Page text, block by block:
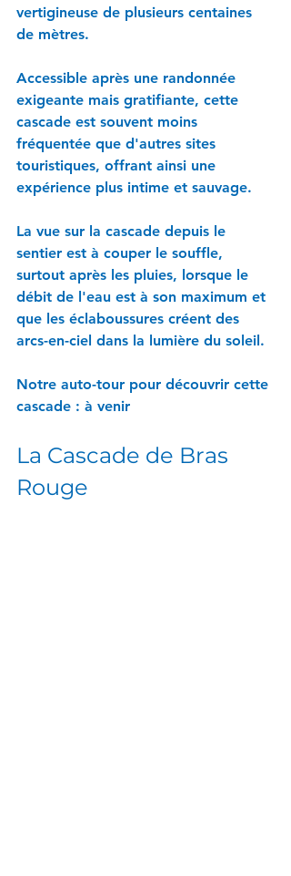
vertigineuse de plusieurs centaines
de mètres.
Accessible après une randonnée
exigeante mais gratifiante, cette
cascade est souvent moins
fréquentée que d'autres sites
touristiques, offrant ainsi une
expérience plus intime et sauvage.
La vue sur la cascade depuis le
sentier est à couper le souffle,
surtout après les pluies, lorsque le
débit de l'eau est à son maximum et
que les éclaboussures créent des
arcs-en-ciel dans la lumière du soleil.
Notre auto-tour pour découvrir cette
cascade : à venir
La Cascade de Bras
Rouge